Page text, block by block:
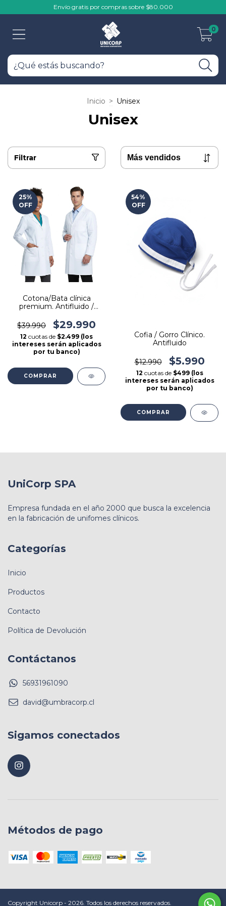
Envío gratis por compras sobre $80.000
0
Inicio > Unisex
Unisex
Filtrar
25%
OFF
Cotona/Bata clínica
premium. Antifluido /
resistencia.
$39.990 $29.990
12 cuotas de $2.499 (los
intereses serán aplicados
por tu banco)
COMPRAR
54%
OFF
Cofia / Gorro Clínico.
Antifluido
$12.990 $5.990
12 cuotas de $499 (los
intereses serán aplicados
por tu banco)
COMPRAR
UniCorp SPA
Empresa fundada en el año 2000 que busca la excelencia
en la fabricación de unifomes clínicos.
Categorías
Inicio
Productos
Contacto
Política de Devolución
Contáctanos
56931961090
david@umbracorp.cl
Sigamos conectados
Métodos de pago
Copyright Unicorp - 2026. Todos los derechos reservados.